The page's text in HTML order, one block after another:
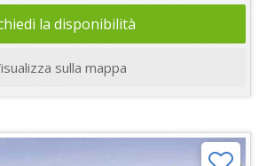
la disponibilità
sulla mappa